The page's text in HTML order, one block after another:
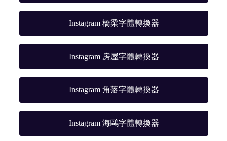
Instagram 橋梁字體轉換器
Instagram 房屋字體轉換器
Instagram 角落字體轉換器
Instagram 海鷗字體轉換器